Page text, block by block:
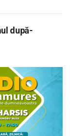
după-